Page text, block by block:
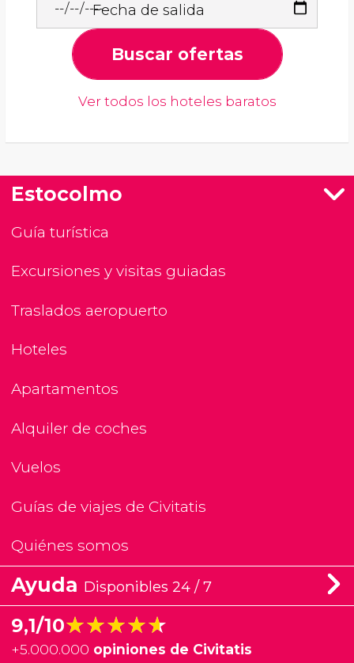
Fecha de salida
Buscar ofertas
Ver todos los hoteles baratos
Estocolmo
Guía turística
Excursiones y visitas guiadas
Traslados aeropuerto
Hoteles
Apartamentos
Alquiler de coches
Vuelos
Guías de viajes de Civitatis
Quiénes somos
Ayuda Disponibles 24 / 7
9,1/10★★★★★
★★★★★
+5.000.000 opiniones de Civitatis